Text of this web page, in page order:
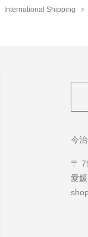
International Shipping
今
〒
愛